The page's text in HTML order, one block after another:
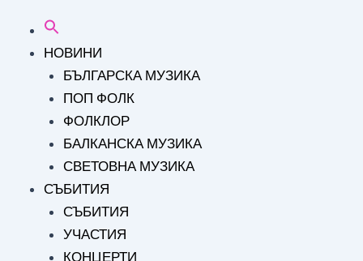
НОВИНИ
БЪЛГАРСКА МУЗИКА
ПОП ФОЛК
ФОЛКЛОР
БАЛКАНСКА МУЗИКА
СВЕТОВНА МУЗИКА
СЪБИТИЯ
СЪБИТИЯ
УЧАСТИЯ
КОНЦЕРТИ